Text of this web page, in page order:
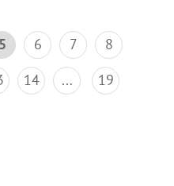
5 6 7
8
14 ... 19